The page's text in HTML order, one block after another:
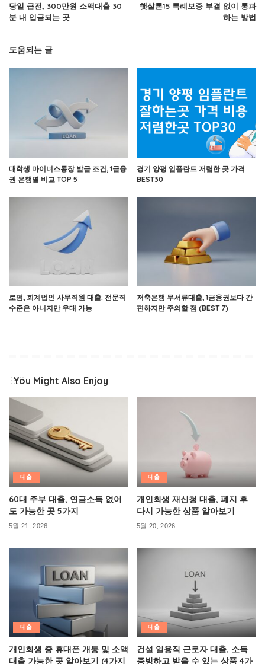
당일 급전, 300만원 소액대출 30
분 내 입금되는 곳
햇살론15 특례보증 부결 없이 통과
하는 방법
도움되는 글
대학생 마이너스통장 발급 조건, 1금융
권 은행별 비교 TOP 5
경기 양평 임플란트 저렴한 곳 가격
BEST30
로펌, 회계법인 사무직원 대출: 전문직
수준은 아니지만 우대 가능
저축은행 무서류대출, 1금융권보다 간
편하지만 주의할 점 (BEST 7)
You Might Also Enjoy
대출
60대 주부 대출, 연금소득 없어
도 가능한 곳 5가지
5월 21, 2026
대출
개인회생 재신청 대출, 폐지 후
다시 가능한 상품 알아보기
5월 20, 2026
대출
개인회생 중 휴대폰 개통 및 소액
대출 가능한 곳 알아보기 (4가지
대출
건설 일용직 근로자 대출, 소득
증빙하고 받을 수 있는 상품 4가